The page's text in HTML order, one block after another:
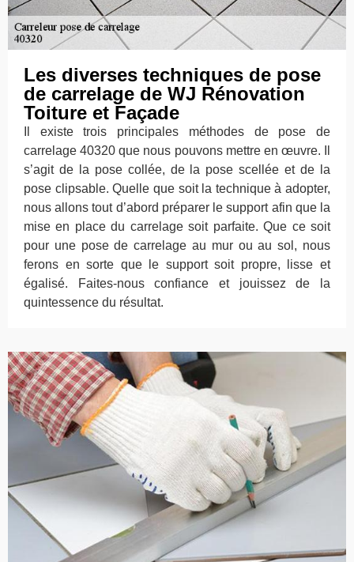
Les diverses techniques de pose
de carrelage de WJ Rénovation
Toiture et Façade
Il existe trois principales méthodes de pose de
carrelage 40320 que nous pouvons mettre en œuvre. Il
s’agit de la pose collée, de la pose scellée et de la
pose clipsable. Quelle que soit la technique à adopter,
nous allons tout d’abord préparer le support afin que la
mise en place du carrelage soit parfaite. Que ce soit
pour une pose de carrelage au mur ou au sol, nous
ferons en sorte que le support soit propre, lisse et
égalisé. Faites-nous confiance et jouissez de la
quintessence du résultat.